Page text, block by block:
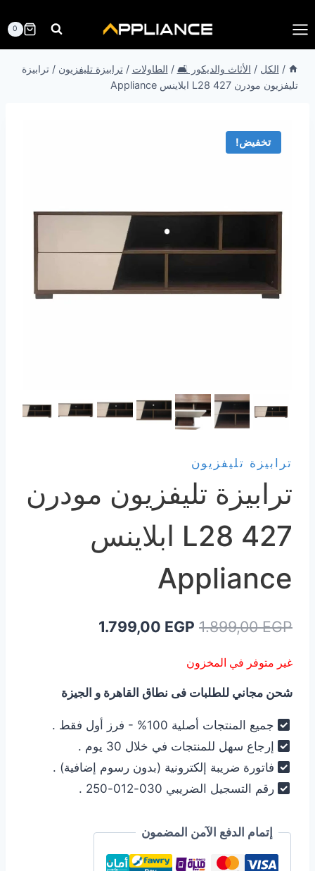
إلى
المحتوى
0
/ الكل / الأثاث والديكور 🛋️ / الطاولات / ترابيزة تليفزيون / ترابيزة
تليفزيون مودرن 427 L28 ابلاينس Appliance
تخفيض!
ترابيزة تليفزيون
ترابيزة تليفزيون مودرن
427 L28 ابلاينس
Appliance
1.899,00EGP
السعر
هو:
1.899,00 EGP.
1.799,00 EGP
1.799,00 EGP.
غير متوفر في المخزون
شحن مجاني للطلبات فى نطاق القاهرة و الجيزة
جميع المنتجات أصلية 100% - فرز أول فقط .
إرجاع سهل للمنتجات في خلال 30 يوم .
فاتورة ضريبة إلكترونية (بدون رسوم إضافية) .
رقم التسجيل الضريبي 030-012-250 .
إتمام الدفع الآمن المضمون